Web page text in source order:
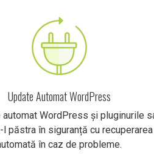
Update Automat WordPress
automat WordPress și pluginurile
l păstra în siguranță cu recuperarea
în caz de probleme.